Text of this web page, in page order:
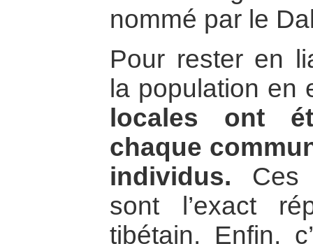
nommé par le
Pour rester en
la population en
locales ont
chaque
individus. Ces
sont l’exact
tibétain. Enfin,